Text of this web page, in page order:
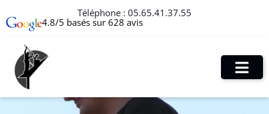
Téléphone : 05.65.41.37.55
4.8/5 basés sur 628 avis